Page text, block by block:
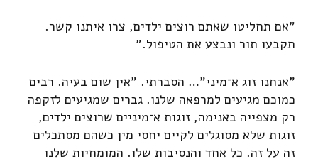
"אם תחליטו שאתם רוצים ילדים, צרו איתנו קשר.
תקבעו תור ונבצע את הטיפול."
"אנחנו זוג א־מיני"… הסברתי. "אין שום בעיה. רבים
כמוכם מגיעים למרפאה שלנו. גברים שמגיעים לזקפה
רק מצפייה באנימה, זוגות א־מיניים שרוצים ילדים,
זוגות שלא מסוגלים לקיים יחסי מין כשהם מסתכלים
זה על זה. כל אחד והנסיבות שלו. המומחיות שלנו